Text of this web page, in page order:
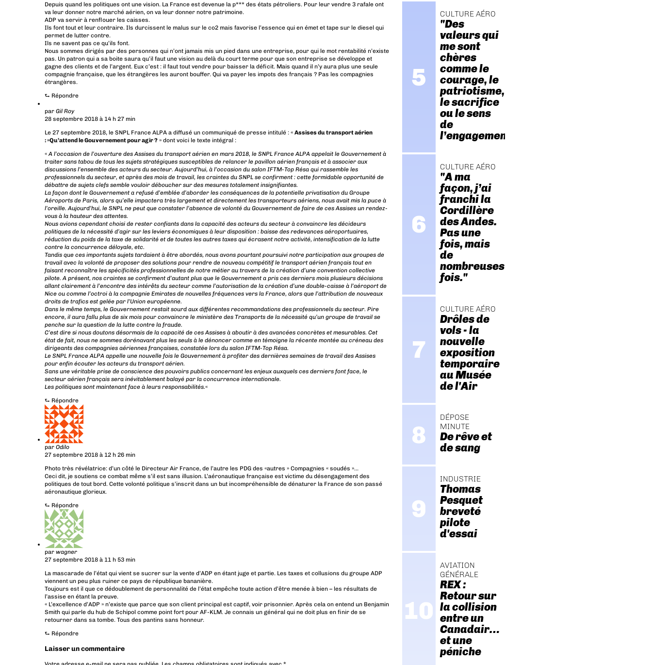
Depuis quand les politiques ont une vision. La France est devenue la p*** des états pétroliers. Pour leur vendre 3 rafale ont
va leur donner notre marché aérien, on va leur donner notre patrimoine.
ADP va servir à renflouer les caisses.
Ils font tout et leur contraire. Ils durcissent le malus sur le co2 mais favorise l’essence qui en émet et tape sur le diesel qui
permet de lutter contre.
Ils ne savent pas ce qu’ils font.
Nous sommes dirigés par des personnes qui n’ont jamais mis un pied dans une entreprise, pour qui le mot rentabilité n’existe
pas. Un patron qui a sa boite saura qu’il faut une vision au delà du court terme pour que son entreprise se développe et
gagne des clients et de l’argent. Eux c’est : il faut tout vendre pour baisser la déficit. Mais quand il n’y aura plus une seule
compagnie française, que les étrangères les auront bouffer. Qui va payer les impots des français ? Pas les compagnies
étrangères.
⮑ Répondre
par Gil Roy
28 septembre 2018 à 14 h 27 min
Le 27 septembre 2018, le SNPL France ALPA a diffusé un communiqué de presse intitulé : « Assises du transport aérien
: »Qu’attend le Gouvernement pour agir ? » dont voici le texte intégral :
« A l’occasion de l’ouverture des Assises du transport aérien en mars 2018, le SNPL France ALPA appelait le Gouvernement à
traiter sans tabou de tous les sujets stratégiques susceptibles de relancer le pavillon aérien français et à associer aux
discussions l’ensemble des acteurs du secteur. Aujourd’hui, à l’occasion du salon IFTM-Top Résa qui rassemble les
professionnels du secteur, et après des mois de travail, les craintes du SNPL se confirment : cette formidable opportunité de
débattre de sujets clefs semble vouloir déboucher sur des mesures totalement insignifiantes.
La façon dont le Gouvernement a refusé d’emblée d’aborder les conséquences de la potentielle privatisation du Groupe
Aéroports de Paris, alors qu’elle impactera très largement et directement les transporteurs aériens, nous avait mis la puce à
l’oreille. Aujourd’hui, le SNPL ne peut que constater l’absence de volonté du Gouvernement de faire de ces Assises un rendez-
vous à la hauteur des attentes.
Nous avions cependant choisi de rester confiants dans la capacité des acteurs du secteur à convaincre les décideurs
politiques de la nécessité d’agir sur les leviers économiques à leur disposition : baisse des redevances aéroportuaires,
réduction du poids de la taxe de solidarité et de toutes les autres taxes qui écrasent notre activité, intensification de la lutte
contre la concurrence déloyale, etc.
Tandis que ces importants sujets tardaient à être abordés, nous avons pourtant poursuivi notre participation aux groupes de
travail avec la volonté de proposer des solutions pour rendre de nouveau compétitif le transport aérien français tout en
faisant reconnaître les spécificités professionnelles de notre métier au travers de la création d’une convention collective
pilote. A présent, nos craintes se confirment d’autant plus que le Gouvernement a pris ces derniers mois plusieurs décisions
allant clairement à l’encontre des intérêts du secteur comme l’autorisation de la création d’une double-caisse à l’aéroport de
Nice ou comme l’octroi à la compagnie Emirates de nouvelles fréquences vers la France, alors que l’attribution de nouveaux
droits de trafics est gelée par l’Union européenne.
Dans le même temps, le Gouvernement restait sourd aux différentes recommandations des professionnels du secteur. Pire
encore, il aura fallu plus de six mois pour convaincre le ministère des Transports de la nécessité qu’un groupe de travail se
penche sur la question de la lutte contre la fraude.
C’est dire si nous doutons désormais de la capacité de ces Assises à aboutir à des avancées concrètes et mesurables. Cet
état de fait, nous ne sommes dorénavant plus les seuls à le dénoncer comme en témoigne la récente montée au créneau des
dirigeants des compagnies aériennes françaises, constatée lors du salon IFTM-Top Résa.
Le SNPL France ALPA appelle une nouvelle fois le Gouvernement à profiter des dernières semaines de travail des Assises
pour enfin écouter les acteurs du transport aérien.
Sans une véritable prise de conscience des pouvoirs publics concernant les enjeux auxquels ces derniers font face, le
secteur aérien français sera inévitablement balayé par la concurrence internationale.
Les politiques sont maintenant face à leurs responsabilités.«
⮑ Répondre
par Odilo
27 septembre 2018 à 12 h 26 min
Photo très révélatrice: d’un côté le Directeur Air France, de l’autre les PDG des «autres » Compagnies « soudés »…
Ceci dit, je soutiens ce combat même s’il est sans illusion. L’aéronautique française est victime du désengagement des
politiques de tout bord. Cette volonté politique s’inscrit dans un but incompréhensible de dénaturer la France de son passé
aéronautique glorieux.
⮑ Répondre
par wagner
27 septembre 2018 à 11 h 53 min
La mascarade de l’état qui vient se sucrer sur la vente d’ADP en étant juge et partie. Les taxes et collusions du groupe ADP
viennent un peu plus ruiner ce pays de république bananière.
Toujours est il que ce dédoublement de personnalité de l’état empêche toute action d’être menée à bien – les résultats de
l’assise en étant la preuve.
« L’excellence d’ADP » n’existe que parce que son client principal est captif, voir prisonnier. Après cela on entend un Benjamin
Smith qui parle du hub de Schipol comme point fort pour AF-KLM. Je connais un général qui ne doit plus en finir de se
retourner dans sa tombe. Tous des pantins sans honneur.
⮑ Répondre
Laisser un commentaire
CULTURE AÉRO
"Des
valeurs qui
me sont
chères
comme le
courage, le
patriotisme,
le sacrifice
ou le sens
de
l’engagement."
CULTURE AÉRO
"A ma
façon, j’ai
franchi la
Cordillère
des Andes.
Pas une
fois, mais
de
nombreuses
fois."
CULTURE AÉRO
Drôles de
vols - la
nouvelle
exposition
temporaire
au Musée
de l'Air
DÉPOSE
MINUTE
De rêve et
de sang
INDUSTRIE
Thomas
Pesquet
breveté
pilote
d'essai
AVIATION
GÉNÉRALE
REX :
Retour sur
la collision
entre un
Canadair…
et une
péniche